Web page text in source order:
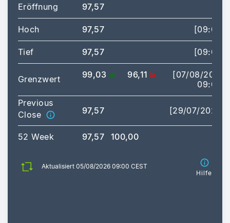
Eröffnung 97,57
Hoch 97,57 [09:00]
Tief 97,57 [09:00]
Grenzwert 99,03 96,11
[07/08/2026
09:00]
Previous
Close
97,57 [29/07/2026]
52 Week 97,57 100,00
Aktualisiert 05/08/2026 09:00 CEST
Hilfe